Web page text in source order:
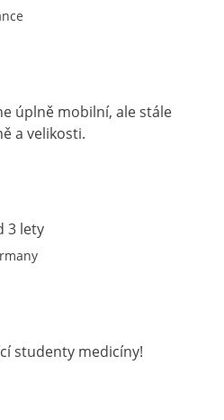
úplně mobilní, ale stále
a velikosti.
3 lety
studenty medicíny!